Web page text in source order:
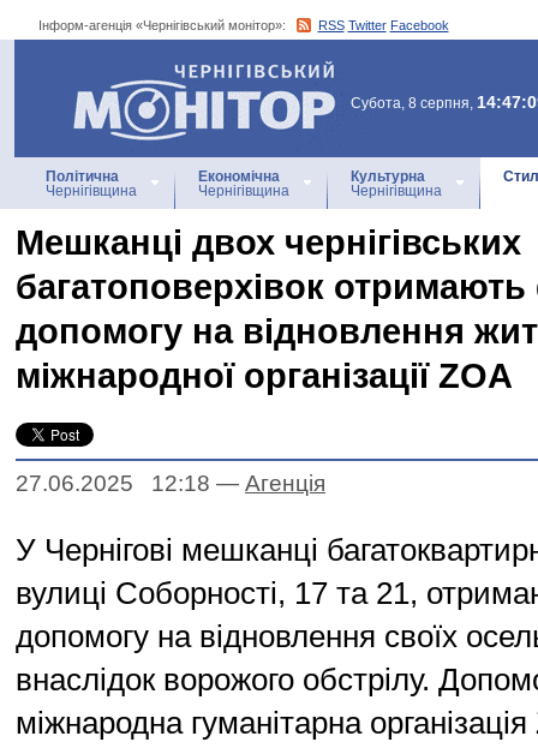
Інформ-агенція «Чернігівський монітор»: RSS Twitter Facebook
Інформ-агенція
«Чернігівський монітор»
Субота, 8 серпня,
Політична
Чернігівщина
Економічна
Чернігівщина
Культурна
Чернігівщина
Мешканці двох чернігівських
багатоповерхівок
допомогу на відновлення
міжнародної організації ZOA
27.06.2025 12:18 — Агенцiя
У Чернігові мешканці
вулиці Соборності, 17 та 21,
допомогу на відновлення своїх
внаслідок ворожого обстрілу.
міжнародна гуманітарна